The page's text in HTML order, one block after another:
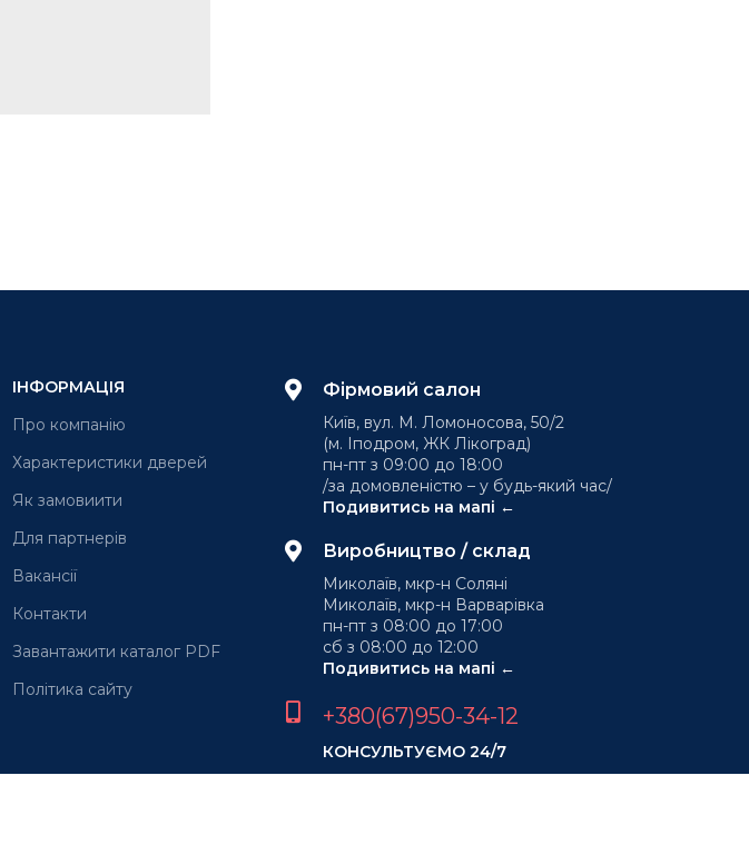
ІНФОРМАЦІЯ
Про компанію
Характеристики дверей
Як замовиити
Для партнерів
Вакансії
Контакти
Завантажити каталог PDF
Політика сайту
Фірмовий салон
Київ, вул. М. Ломоносова, 50/2
(м. Іподром, ЖК Лікоград)
пн-пт з 09:00 до 18:00
/за домовленістю – у будь-який час/
Подивитись на мапі ←
Виробництво / склад
Миколаїв, мкр-н Соляні
Миколаїв, мкр-н Варварівка
пн-пт з 08:00 до 17:00
сб з 08:00 до 12:00
Подивитись на мапі ←
+380(67)950-34-12
КОНСУЛЬТУЄМО 24/7